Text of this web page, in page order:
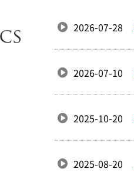
2026-07-28
2026-07-10
2025-10-20
2025-08-20